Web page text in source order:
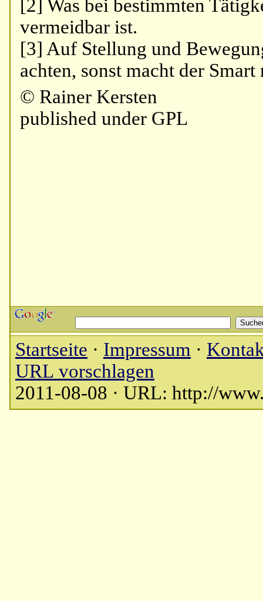
[2] Was bei bestimmten
vermeidbar ist.
[3] Auf Stellung und
achten, sonst macht der Smart
© Rainer Kersten
published under GPL
Startseite · Impressum ·
URL vorschlagen
2011-08-08 · URL: http://